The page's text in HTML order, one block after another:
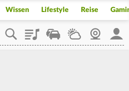
Wissen Lifestyle Reise
PlaylistStaupilotWetterWebcam